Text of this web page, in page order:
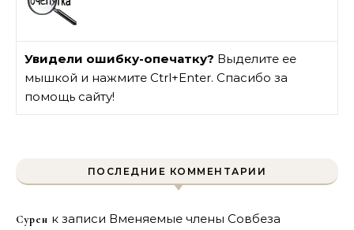
Увидели ошибку-опечатку? Выделите ее
мышкой и нажмите Ctrl+Enter. Спасибо за
помощь сайту!
ПОСЛЕДНИЕ КОММЕНТАРИИ
Сурен к записи Вменяемые члены Совбеза